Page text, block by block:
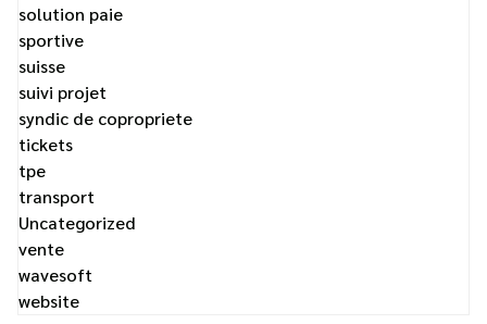
solution paie
sportive
suisse
suivi projet
syndic de copropriete
tickets
tpe
transport
Uncategorized
vente
wavesoft
website